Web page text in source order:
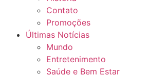
Contato
Promoções
Últimas Notícias
Mundo
Entretenimento
Saúde e Bem Estar